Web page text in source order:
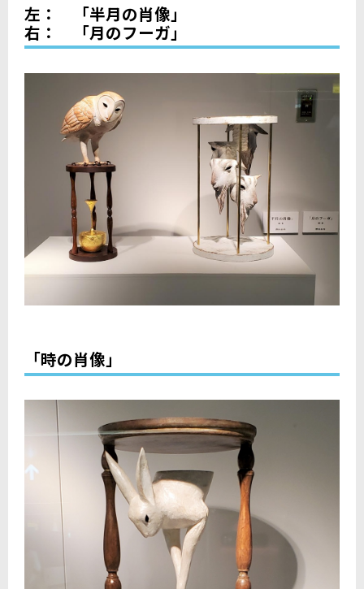
左： 「半月の肖像」
右： 「月のフーガ」
「時の肖像」